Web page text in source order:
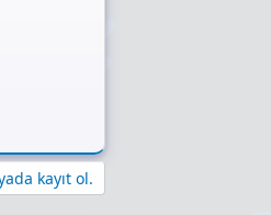
kayıt ol.